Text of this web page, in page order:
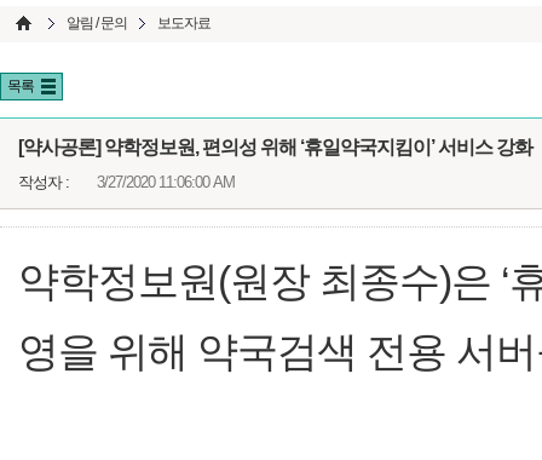
알림 / 문의 보도자료
목록
[약사공론] 약학정보원, 편의성 위해 ‘휴일약국지킴이’ 서비스 강화
작성자 : 3/27/2020 11:06:00 AM
약학정보원(원장 최종수)은 ‘
영을 위해 약국검색 전용 서